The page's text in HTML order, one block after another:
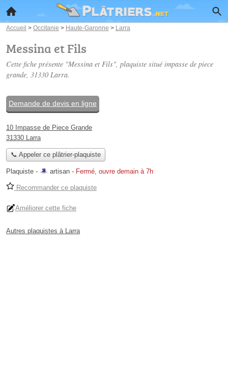
Accueil > Occitanie > Haute-Garonne > Larra
Messina et Fils
Cette fiche présente "Messina et Fils", plaquiste situé impasse de piece
grande, 31330 Larra.
Demande de devis en ligne
10 Impasse de Piece Grande
31330 Larra
📞 Appeler ce plâtrier-plaquiste
Plaquiste - artisan - Fermé, ouvre demain à 7h
Recommander ce plaquiste
Améliorer cette fiche
Autres plaquistes à Larra